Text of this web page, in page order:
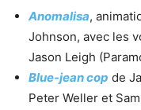
Anomalisa,
Johnson, avec les
Jason Leigh
Blue-jean cop de
Peter Weller et